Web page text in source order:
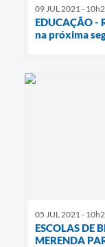
09 JUL 2021 -
EDUCAÇÃO -
na próxima
05 JUL 2021 -
ESCOLAS DE
MERENDA